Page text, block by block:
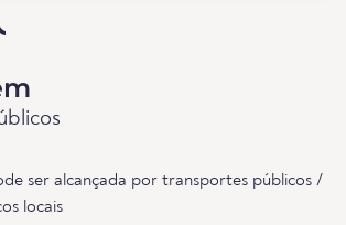
ser alcançada por transportes públicos /
locais